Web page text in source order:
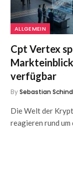
ALLGEMEIN
Cpt Vertex
verfügbar
BySebastian
Die Welt der
reagieren rund